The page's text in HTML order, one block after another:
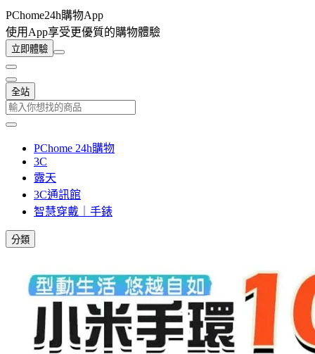
PChome24h購物App
使用App享受更優質的購物體驗
立即體驗
全站
PChome 24h購物
3C
露天
3C通訊館
智慧穿戴｜手錶
分類